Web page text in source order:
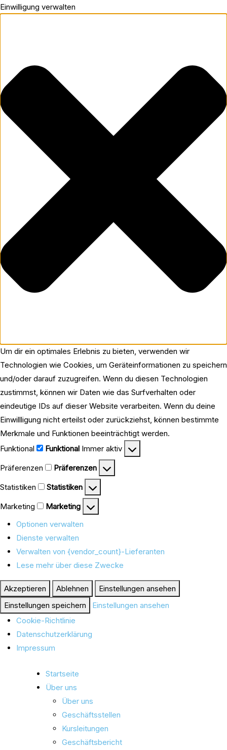
Einwilligung verwalten
Um dir ein optimales Erlebnis zu bieten, verwenden wir
Technologien wie Cookies, um Geräteinformationen zu speichern
und/oder darauf zuzugreifen. Wenn du diesen Technologien
zustimmst, können wir Daten wie das Surfverhalten oder
eindeutige IDs auf dieser Website verarbeiten. Wenn du deine
Einwillligung nicht erteilst oder zurückziehst, können bestimmte
Merkmale und Funktionen beeinträchtigt werden.
Funktional
Funktional Immer aktiv
Präferenzen
Präferenzen
Statistiken
Statistiken
Marketing
Marketing
Optionen verwalten
Dienste verwalten
Verwalten von {vendor_count}-Lieferanten
Lese mehr über diese Zwecke
Akzeptieren Ablehnen
Einstellungen ansehen
Einstellungen speichern
Einstellungen ansehen
Cookie-Richtlinie
Datenschutzerklärung
Impressum
Startseite
Über uns
Über uns
Geschäftsstellen
Kursleitungen
Geschäftsbericht